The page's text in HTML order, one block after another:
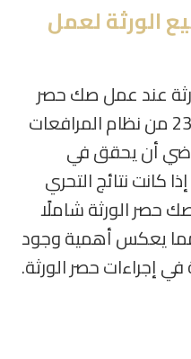
الورثة لعمل
عند عمل صك حصر
الورثة وذلك وفقًا للمادة 238 من نظام المرافعات
أن يحقق في
كانت نتائج التحري
حصر الورثة شاملًا
يعكس أهمية وجود
إجراءات حصر الورثة.